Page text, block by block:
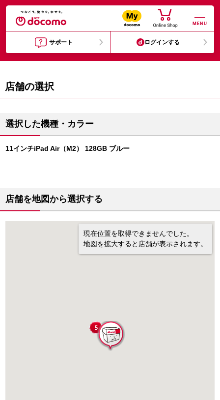
MENU
サポート ログインする
店舗の選択
選択した機種・カラー
11インチiPad Air（M2） 128GB ブルー
店舗を地図から選択する
現在位置を取得できませんでした。
地図を拡大すると店舗が表示されます。